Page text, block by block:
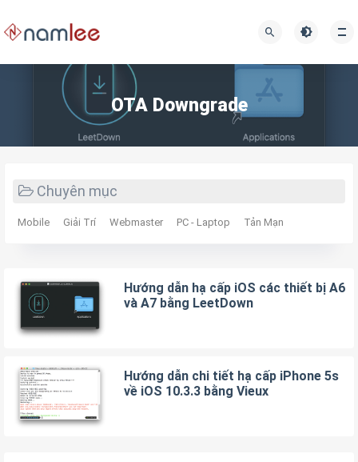
OTA Downgrade
Chuyên mục
Mobile Giải Trí Webmaster PC - Laptop Tản Mạn
Hướng dẫn hạ cấp iOS các thiết bị A6
và A7 bằng LeetDown
Hướng dẫn chi tiết hạ cấp iPhone 5s
về iOS 10.3.3 bằng Vieux